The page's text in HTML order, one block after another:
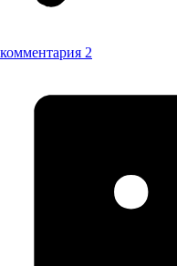
комментария 2